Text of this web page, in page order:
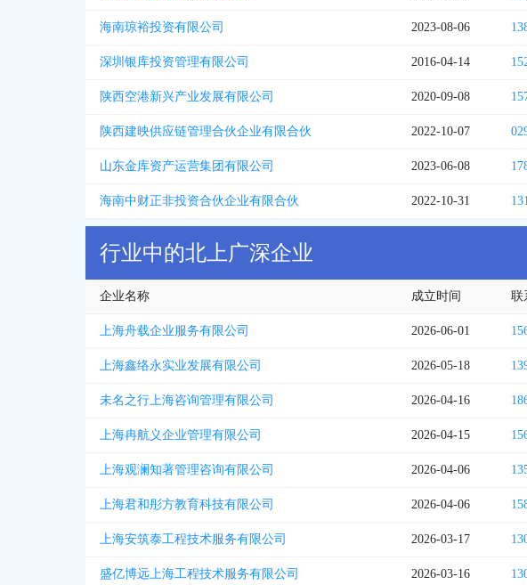
海南琼裕投资有限公司 2023-08-06
深圳银库投资管理有限公司 2016-04-14
陕西空港新兴产业发展有限公司 2020-09-08
陕西建映供应链管理合伙企业有限合伙 2022-10-07
山东金库资产运营集团有限公司 2023-06-08
海南中财正非投资合伙企业有限合伙 2022-10-31
行业中的北上广深企业
企业名称 成立时间 联
上海舟载企业服务有限公司 2026-06-01
上海鑫络永实业发展有限公司 2026-05-18
未名之行上海咨询管理有限公司 2026-04-16
上海冉航义企业管理有限公司 2026-04-15
上海观澜知著管理咨询有限公司 2026-04-06
上海君和彤方教育科技有限公司 2026-04-06
上海安筑泰工程技术服务有限公司 2026-03-17
盛亿博远上海工程技术服务有限公司 2026-03-16